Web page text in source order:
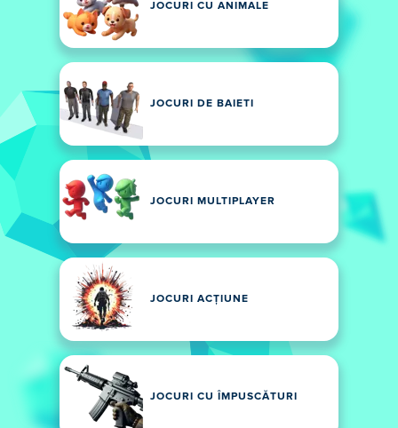
JOCURI CU ANIMALE
JOCURI DE BAIETI
JOCURI MULTIPLAYER
JOCURI ACȚIUNE
JOCURI CU ÎMPUSCĂTURI